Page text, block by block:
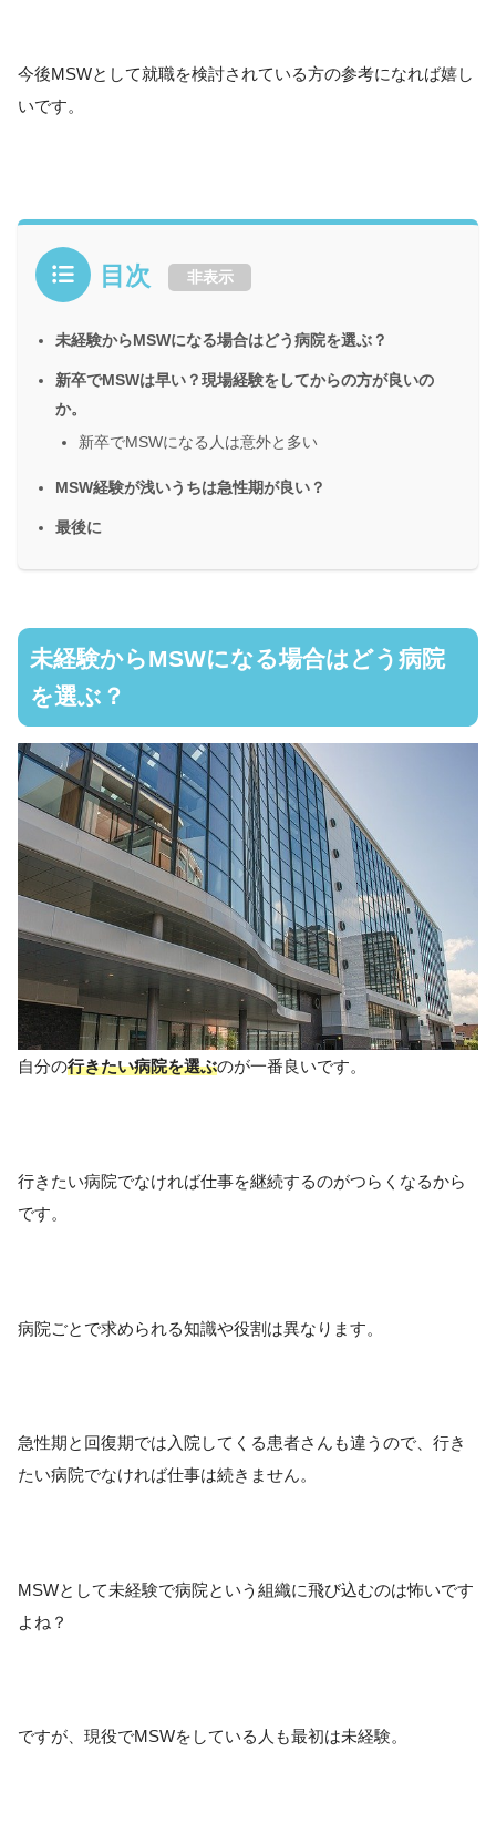
今後MSWとして就職を検討されている方の参考になれば嬉し
いです。
目次 非表示
未経験からMSWになる場合はどう病院を選ぶ？
新卒でMSWは早い？現場経験をしてからの方が良いの
か。
新卒でMSWになる人は意外と多い
MSW経験が浅いうちは急性期が良い？
最後に
未経験からMSWになる場合はどう病院
を選ぶ？
自分の行きたい病院を選ぶのが一番良いです。
行きたい病院でなければ仕事を継続するのがつらくなるから
です。
病院ごとで求められる知識や役割は異なります。
急性期と回復期では入院してくる患者さんも違うので、行き
たい病院でなければ仕事は続きません。
MSWとして未経験で病院という組織に飛び込むのは怖いです
よね？
ですが、現役でMSWをしている人も最初は未経験。